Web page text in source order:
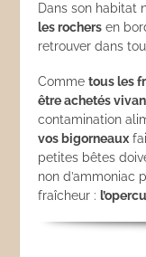
Dans son habitat
les rochers en
retrouver dans
Commetous les
être achetés
contamination
vos bigorneaux
petites bêtes
non d’ammoniac
fraîcheur :